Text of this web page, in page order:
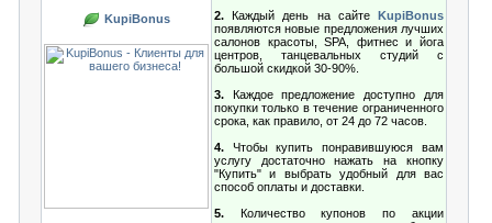
KupiBonus
2. Каждый день на сайте
KupiBonus
появляются новые предложения лучших
салонов красоты, SPA, фитнес и йога
центров, танцевальных студий с
большой скидкой 30-90%.
3. Каждое предложение доступно для
покупки только в течение ограниченного
срока, как правило, от 24 до 72 часов.
4. Чтобы купить понравившуюся вам
услугу достаточно нажать на кнопку
"Купить" и выбрать удобный для вас
способ оплаты и доставки.
5. Количество купонов по акции